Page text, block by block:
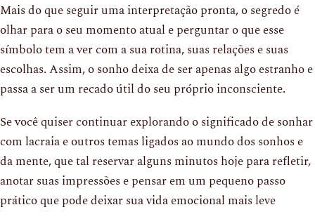
Mais do que seguir uma interpretação pronta, o segredo é
olhar para o seu momento atual e perguntar o que esse
símbolo tem a ver com a sua rotina, suas relações e suas
escolhas. Assim, o sonho deixa de ser apenas algo estranho e
passa a ser um recado útil do seu próprio inconsciente.
Se você quiser continuar explorando o significado de sonhar
com lacraia e outros temas ligados ao mundo dos sonhos e
da mente, que tal reservar alguns minutos hoje para refletir,
anotar suas impressões e pensar em um pequeno passo
prático que pode deixar sua vida emocional mais leve